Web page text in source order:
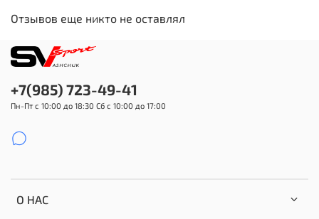
Отзывов еще никто не оставлял
О НАС
+7(985) 723-49-41
Пн-Пт с 10:00 до 18:30 Сб с 10:00 до 17:00